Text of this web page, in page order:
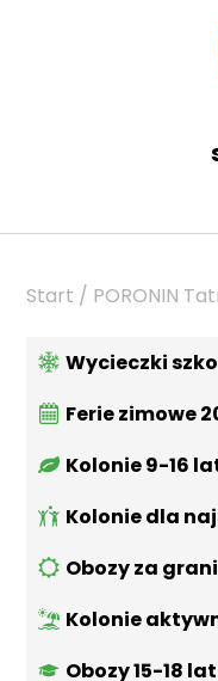
Start / PORONIN
Wycieczki
Jednodniowa
Ferie zimowe
Kolonie 9-16
BESKID
Kolonie dla
KASZUBY
Obozy za
Kolonie
Obozy 15-18 lat